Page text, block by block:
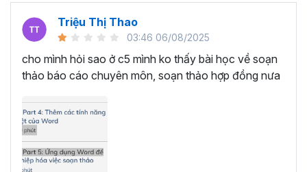
Học Word sẽ giúp bạn từ một người chỉ biết sử dụng Word
cơ bản như soạn thảo văn bản thông thường trở thành
một người nắm trọn các tính năng, thành thạo các thao
tác chỉ trong 7 giờ học tập.
hình thành tư duy soạn thảo nhạy bén, linh hoạt, hoàn
thành mọi công việc nhanh chóng và khoa học. Đồng
thời, sự thành thạo Microsoft Word sẽ tạo ra cơ hội thăng
tiến trong công việc, mở ra cánh cửa cho sự phát triển và
Triệu Thị Thao
03:46 06/08/2025
cho mình hỏi sao ở c5 mình ko thấy bài học về soạn
thảo báo cáo chuyên môn, soạn thảo hợp đồng nưa